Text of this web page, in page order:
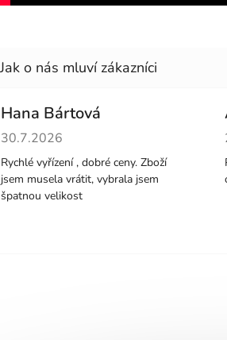
Hana Bártová
Hodnocení obchodu je 4 z 5 hvězdiček.
30.7.2026
Rychlé vyřízení , dobré ceny. Zboží
jsem musela vrátit, vybrala jsem
špatnou velikost